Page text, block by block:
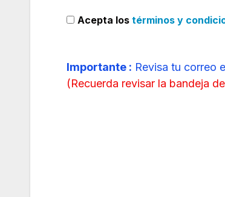
Acepta los términos y
Importante : Revisa tu correo
(Recuerda revisar la bandeja